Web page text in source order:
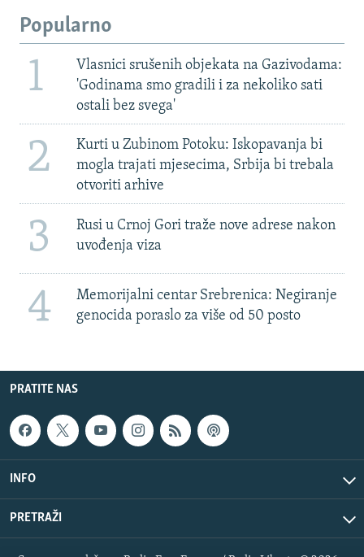
Popularno
1
Vlasnici srušenih objekata na Gazivodama:
'Godinama smo gradili i za nekoliko sati
ostali bez svega'
2
Kurti u Zubinom Potoku: Iskopavanja bi
mogla trajati mjesecima, Srbija bi trebala
otvoriti arhive
3
Rusi u Crnoj Gori traže nove adrese nakon
uvođenja viza
4
Memorijalni centar Srebrenica: Negiranje
genocida poraslo za više od 50 posto
PRATITE NAS
INFO
PRETRAŽI